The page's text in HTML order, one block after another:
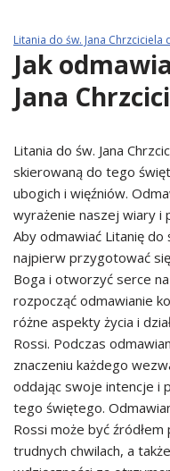
Litania do św. Jana Chrzciciela
Jak
Jana
Litania do św. Jana
skierowaną do tego
ubogich i więźniów.
wyrażenie naszej wiary i
Aby odmawiać Litanię do
najpierw przygotować
Boga i otworzyć serce na
rozpocząć odmawianie
różne aspekty życia i
Rossi. Podczas
znaczeniu każdego
oddając swoje intencje i
tego świętego.
Rossi może być źródłem
trudnych chwilach, a